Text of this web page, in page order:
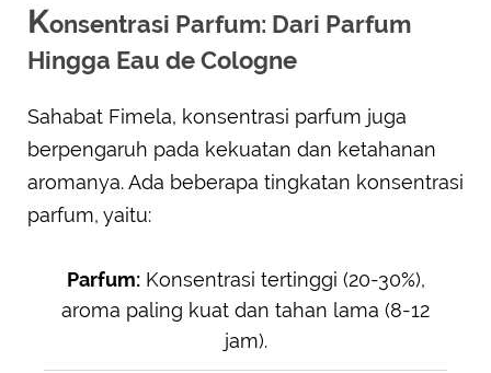
Konsentrasi Parfum: Dari Parfum
Hingga Eau de Cologne
Sahabat Fimela, konsentrasi parfum juga
berpengaruh pada kekuatan dan ketahanan
aromanya. Ada beberapa tingkatan konsentrasi
parfum, yaitu:
Parfum:Konsentrasi tertinggi (20-30%),
aroma paling kuat dan tahan lama (8-12
jam).